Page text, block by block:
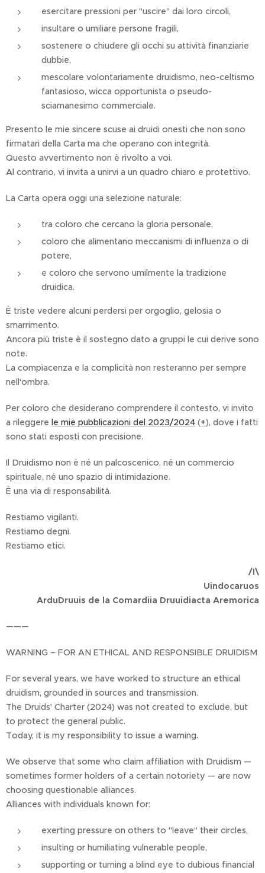
esercitare pressioni per "uscire" dai loro circoli,
insultare o umiliare persone fragili,
sostenere o chiudere gli occhi su attività finanziarie
dubbie,
mescolare volontariamente druidismo, neo-celtismo
fantasioso, wicca opportunista o pseudo-
sciamanesimo commerciale.
Presento le mie sincere scuse ai druidi onesti che non sono
firmatari della Carta ma che operano con integrità.
Questo avvertimento non è rivolto a voi.
Al contrario, vi invita a unirvi a un quadro chiaro e protettivo.
La Carta opera oggi una selezione naturale:
tra coloro che cercano la gloria personale,
coloro che alimentano meccanismi di influenza o di
potere,
e coloro che servono umilmente la tradizione
druidica.
È triste vedere alcuni perdersi per orgoglio, gelosia o
smarrimento.
Ancora più triste è il sostegno dato a gruppi le cui derive sono
note.
La compiacenza e la complicità non resteranno per sempre
nell'ombra.
Per coloro che desiderano comprendere il contesto, vi invito
a rileggere le mie pubblicazioni del 2023/2024 (+), dove i fatti
sono stati esposti con precisione.
Il Druidismo non è né un palcoscenico, né un commercio
spirituale, né uno spazio di intimidazione.
È una via di responsabilità.
Restiamo vigilanti.
Restiamo degni.
Restiamo etici.
/I\
Uindocaruos
ArduDruuis de la Comardiia Druuidiacta Aremorica
———
WARNING – FOR AN ETHICAL AND RESPONSIBLE DRUIDISM
For several years, we have worked to structure an ethical
druidism, grounded in sources and transmission.
The Druids' Charter (2024) was not created to exclude, but
to protect the general public.
Today, it is my responsibility to issue a warning.
We observe that some who claim affiliation with Druidism —
sometimes former holders of a certain notoriety — are now
choosing questionable alliances.
Alliances with individuals known for:
exerting pressure on others to "leave" their circles,
insulting or humiliating vulnerable people,
supporting or turning a blind eye to dubious financial